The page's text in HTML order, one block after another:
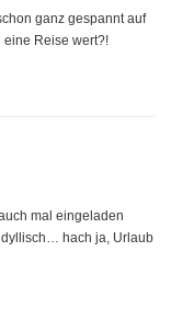
ganz gespannt auf
eine Reise wert?!
mal eingeladen
hach ja, Urlaub